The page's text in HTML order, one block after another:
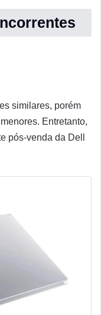
similares, porém
Entretanto,
pós-venda da Dell